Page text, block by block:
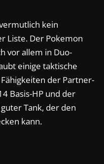
kein
Liste. Der Pokemon
vor allem in Duo-
einige taktische
der Partner-
Basis-HP und der
Tank, der den
kann.